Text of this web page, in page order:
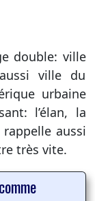
double: ville
ville du
urbaine
l’élan, la
aussi
très vite.